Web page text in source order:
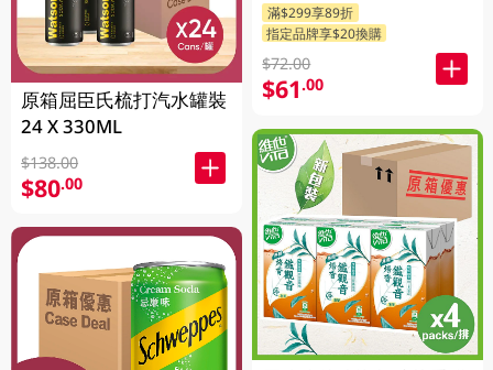
原箱屈臣氏梳打汽水罐裝
24 X 330ML
$138.00
$80.00
滿$299享89折
指定品牌享$20換購
$72.00
$61.00